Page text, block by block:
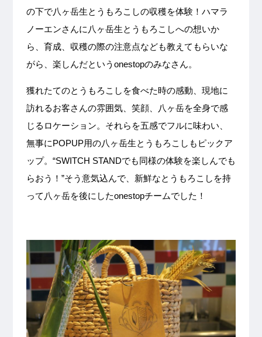
の下で八ヶ岳生とうもろこしの収穫を体験！ハマラ
ノーエンさんに八ヶ岳生とうもろこしへの想いか
ら、育成、収穫の際の注意点なども教えてもらいな
がら、楽しんだというonestopのみなさん。
獲れたてのとうもろこしを食べた時の感動、現地に
訪れるお客さんの雰囲気、笑顔、八ヶ岳を全身で感
じるロケーション。それらを五感でフルに味わい、
無事にPOPUP用の八ヶ岳生とうもろこしもピックア
ップ。“SWITCH STANDでも同様の体験を楽しんでも
らおう！”そう意気込んで、新鮮なとうもろこしを持
って八ヶ岳を後にしたonestopチームでした！